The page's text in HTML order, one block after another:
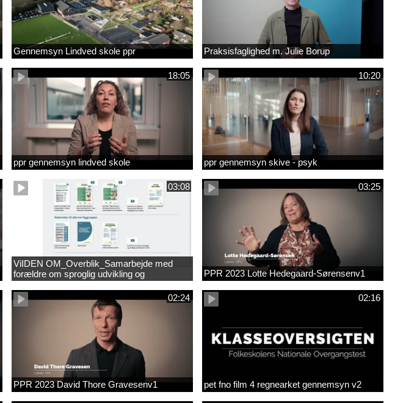
Gennemsyn Lindved skole ppr Praksisfaglighed m. Julie Borup
18:05
ppr gennemsyn lindved skole
10:20
ppr gennemsyn skive - psyk
03:08
ViIDEN OM_Overblik_Samarbejde med
forældre om sproglig udvikling og
forebyggelse af læsevanskelighede
03:25
PPR 2023 Lotte Hedegaard-Sørensenv1
02:24
PPR 2023 David Thore Gravesenv1
02:16
pet fno film 4 regnearket gennemsyn v2